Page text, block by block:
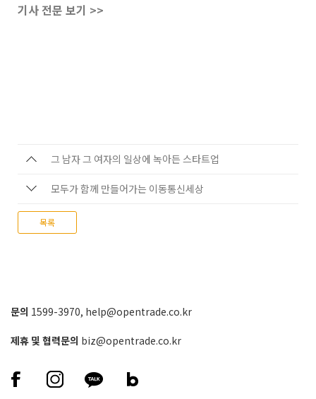
기사 전문 보기 >>
그 남자 그 여자의 일상에 녹아든 스타트업
모두가 함께 만들어가는 이동통신세상
목록
문의 1599-3970, help@opentrade.co.kr
제휴 및 협력문의 biz@opentrade.co.kr